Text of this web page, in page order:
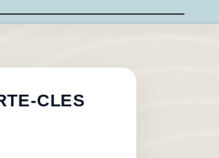
CLES